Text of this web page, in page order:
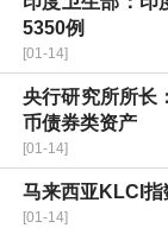
5350例
[01-14]
央行研究所所长
币债券类资产
[01-14]
马来西亚KLCI指
[01-14]